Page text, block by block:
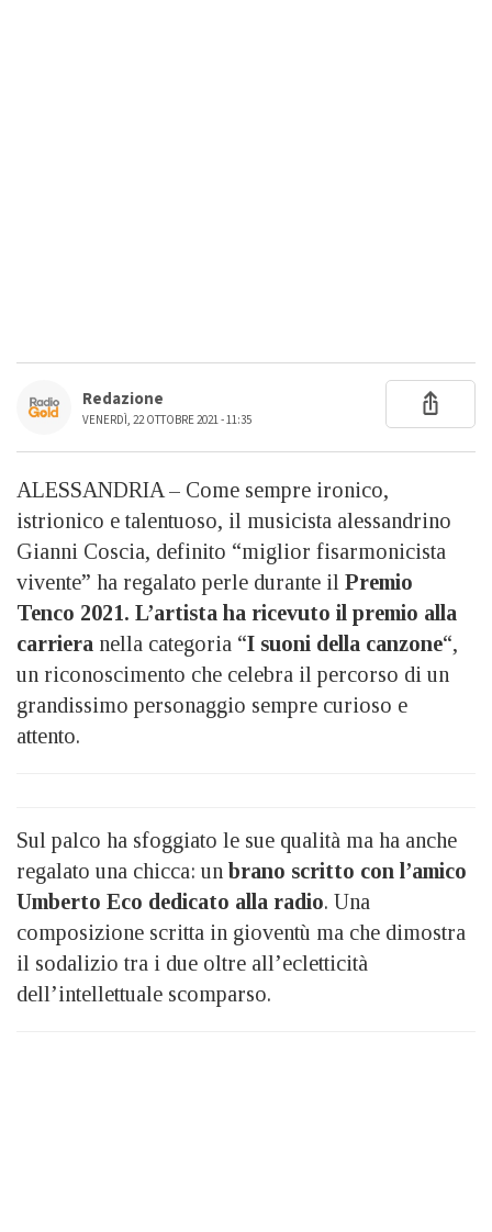
Redazione
VENERDÌ, 22 OTTOBRE 2021 - 11:35
ALESSANDRIA – Come sempre ironico,
istrionico e talentuoso, il musicista alessandrino
Gianni Coscia, definito “miglior fisarmonicista
vivente” ha regalato perle durante il Premio
Tenco 2021. L’artista ha ricevuto il premio alla
carriera nella categoria “I suoni della canzone“,
un riconoscimento che celebra il percorso di un
grandissimo personaggio sempre curioso e
attento.
Sul palco ha sfoggiato le sue qualità ma ha anche
regalato una chicca: un brano scritto con l’amico
Umberto Eco dedicato alla radio. Una
composizione scritta in gioventù ma che dimostra
il sodalizio tra i due oltre all’ecletticità
dell’intellettuale scomparso.